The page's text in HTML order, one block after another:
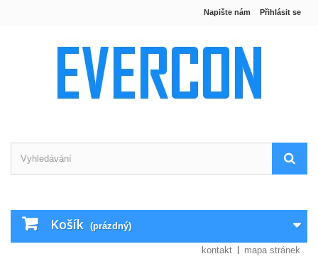
Přihlásit se
Napište nám
Košík (prázdný)
kontakt mapa stránek